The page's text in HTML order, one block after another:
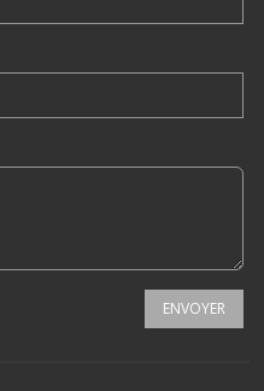
ENVOYER